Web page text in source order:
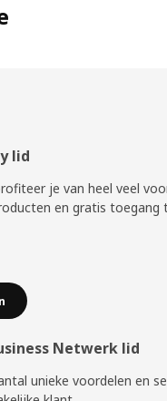
lid
je van heel veel
en gratis toegang
Netwerk lid
unieke voordelen en